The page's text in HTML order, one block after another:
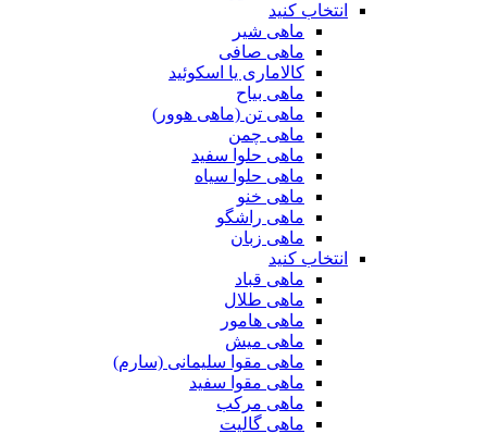
انتخاب کنید
ماهی شیر
ماهی صافی
کالاماری یا اسکوئید
ماهی بیاح
ماهی تن (ماهی هوور)
ماهی چمن
ماهی حلوا سفید
ماهی حلوا سیاه
ماهی خنو
ماهی راشگو
ماهی زبان
انتخاب کنید
ماهی قباد
ماهی طلال
ماهی هامور
ماهی میش
ماهی مقوا سلیمانی (سارم)
ماهی مقوا سفید
ماهی مرکب
ماهی گالیت